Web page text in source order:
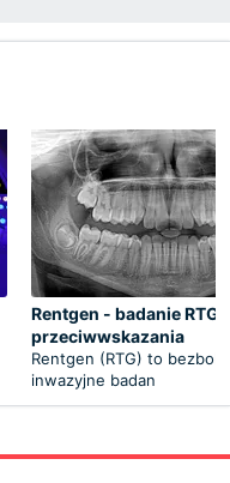
Rentgen - badanie
przeciwwskazania
Rentgen (RTG) to
inwazyjne badan